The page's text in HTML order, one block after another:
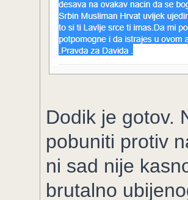
Dodik je gotov.
pobuniti protiv
ni sad nije
brutalno